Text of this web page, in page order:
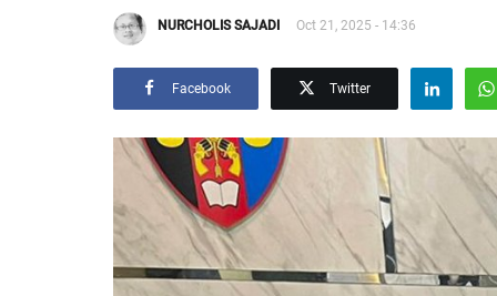
NURCHOLIS SAJADI Oct 21, 2025 - 14:36
Facebook Twitter